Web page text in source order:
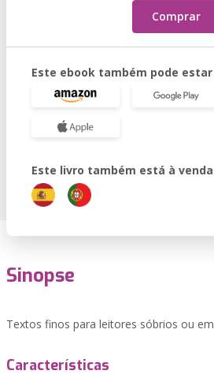
Comprar
Este ebook também pode estar
Este livro também está à
Sinopse
Textos finos para leitores sóbrios ou
Características